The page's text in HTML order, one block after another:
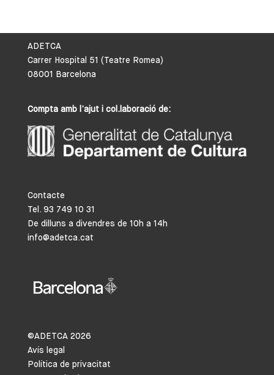
ADETCA
Carrer Hospital 51 (Teatre Romea)
08001 Barcelona
Compta amb l’ajut i col.laboració de:
Contacte
Tel. 93 749 10 31
De dilluns a divendres de 10h a 14h
info@adetca.cat
©ADETCA 2026
Avís legal
Política de privacitat